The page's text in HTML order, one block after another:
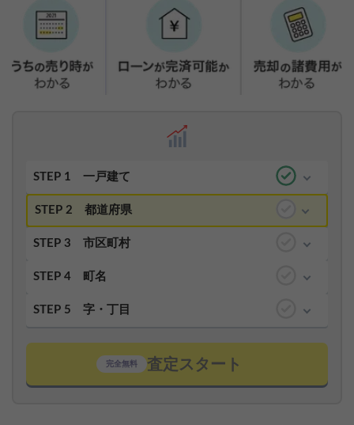
STEP 1 一戸建て
STEP 2 都道府県
STEP 3 市区町村
STEP 4 町名
STEP 5 字・丁目
完全無料 査定スタート